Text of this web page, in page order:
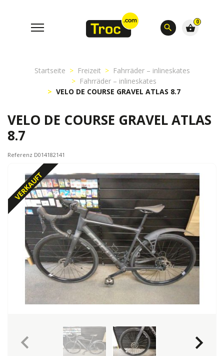
search
0
shopping_basket
Startseite Freizeit
Fahrräder – inlineskates
Fahrräder – inlineskates
VELO DE COURSE GRAVEL ATLAS 8.7
VELO DE COURSE GRAVEL ATLAS
8.7
Referenz D014182141
VERKAUFT
keyboard_arrow_left keyboard_arrow_right